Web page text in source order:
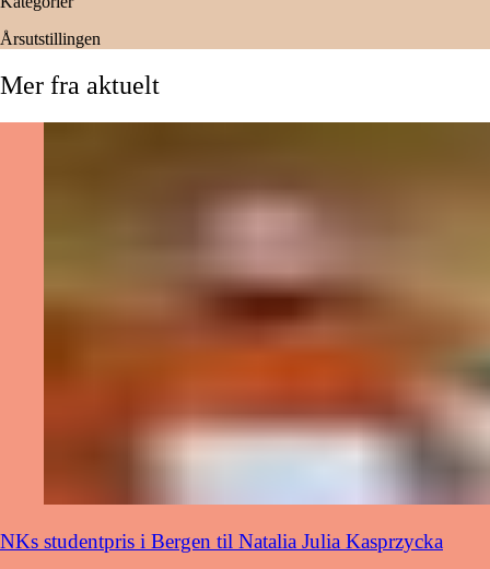
Årsutstillingen
Mer fra aktuelt
NKs studentpris i Bergen til Natalia Julia Kasprzycka